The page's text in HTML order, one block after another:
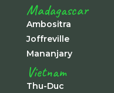
Madagascar
Ambositra
Joffreville
Mananjary
Vietnam
Thu-Duc